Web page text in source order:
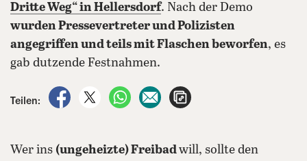
Dritte Weg“ in Hellersdorf. Nach der Demo
wurden Pressevertreter und Polizisten
angegriffen und teils mit Flaschen beworfen, es
gab dutzende Festnahmen.
Teilen:
auf Facebook teilen
auf X teilenper WhatsApp teilen
per E-Mail teilen
Wer ins (ungeheizte) Freibadwill, sollte den